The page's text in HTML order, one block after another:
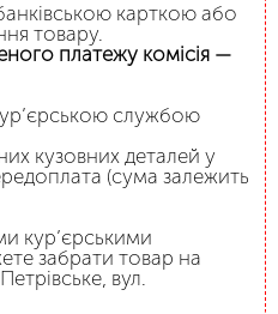
карткою або
товару.
платежу комісія —
службою
кузовних деталей у
(сума залежить
кур’єрськими
забрати товар на
вул.